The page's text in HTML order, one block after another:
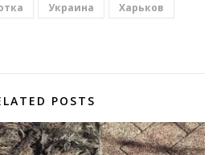
Украина Харьков
POSTS